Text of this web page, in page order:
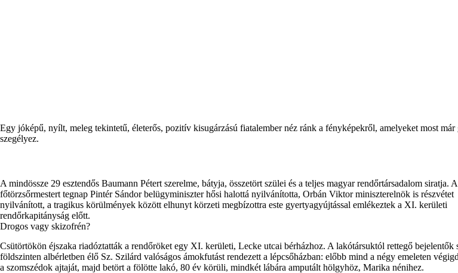
Egy jóképű, nyílt, meleg tekintetű, életerős, pozitív kisugárzású fiatalember néz ránk a fényképekről, amelyeket most már
szegélyez.
A mindössze 29 esztendős Baumann Pétert szerelme, bátyja, összetört szülei és a teljes magyar rendőrtársadalom siratja. A
főtörzsőrmestert tegnap Pintér Sándor belügyminiszter hősi halottá nyilvánította, Orbán Viktor miniszterelnök is részvétet
nyilvánított, a tragikus körülmények között elhunyt körzeti megbízottra este gyertyagyújtással emlékeztek a XI. kerületi
rendőrkapitányság előtt.
Drogos vagy skizofrén?
Csütörtökön éjszaka riadóztatták a rendőröket egy XI. kerületi, Lecke utcai bérházhoz. A lakótársuktól rettegő bejelentők
földszinten albérletben élő Sz. Szilárd valóságos ámokfutást rendezett a lépcsőházban: előbb mind a négy emeleten
a szomszédok ajtaját, majd betört a fölötte lakó, 80 év körüli, mindkét lábára amputált hölgyhöz, Marika nénihez.